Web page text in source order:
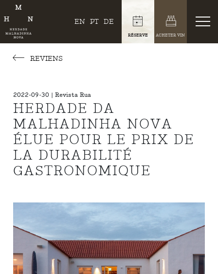
EN PT DE
RÉSERVE ACHETER VIN
REVIENS
2022-09-30 | Revista Rua
HERDADE DA
MALHADINHA NOVA
ÉLUE POUR LE PRIX DE
LA DURABILITÉ
GASTRONOMIQUE